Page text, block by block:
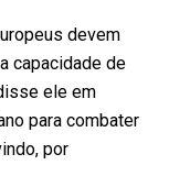
devem
capacidade de
ele em
para combater
por